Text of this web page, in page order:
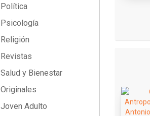
Política
Psicología
Religión
Revistas
Salud y Bienestar
Originales
Joven Adulto